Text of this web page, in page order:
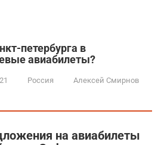
петербурга в
авиабилеты?
Россия Алексей Смирнов
на авиабилеты